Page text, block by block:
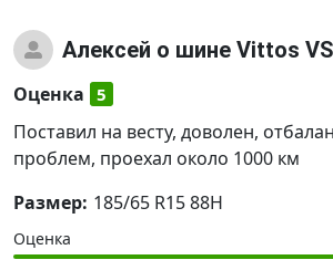
Алексей о шине Vittos
Оценка 5
Поставил на весту, доволен,
проблем, проехал около 1000 км
Размер: 185/65 R15 88H
Оценка